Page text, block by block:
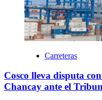
Carreteras
Cosco lleva disputa
Chancay ante el